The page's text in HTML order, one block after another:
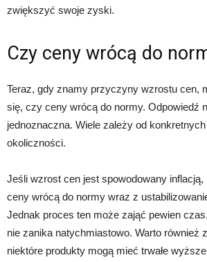
zwiększyć swoje zyski.
Czy ceny wrócą do
Teraz, gdy znamy przyczyny wzrostu cen,
się, czy ceny wrócą do normy. Odpowiedź
jednoznaczna. Wiele zależy od
okoliczności.
Jeśli wzrost cen jest spowodowany
ceny wrócą do normy wraz z
Jednak proces ten może zająć pewien
nie zanika natychmiastowo. Warto również
niektóre produkty mogą mieć trwałe